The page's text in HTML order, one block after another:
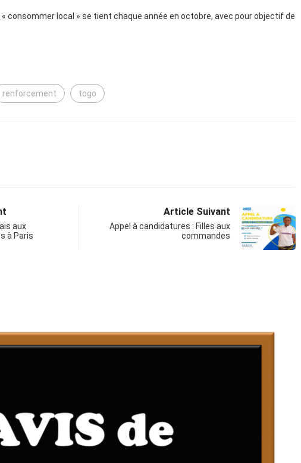
« consommer local » se tient chaque année en octobre, avec pour objectif de
renforcement togo
aux
à Paris
Article Suivant
Appel à candidatures : Filles aux
commandes